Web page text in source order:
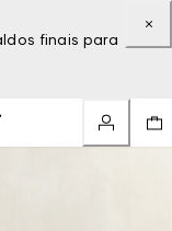
finais para